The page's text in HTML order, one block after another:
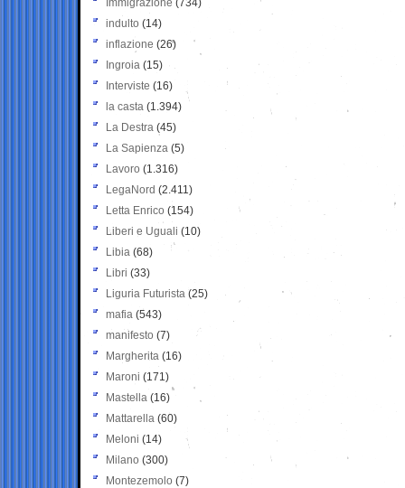
Immigrazione (734)
indulto (14)
inflazione (26)
Ingroia (15)
Interviste (16)
la casta (1.394)
La Destra (45)
La Sapienza (5)
Lavoro (1.316)
LegaNord (2.411)
Letta Enrico (154)
Liberi e Uguali (10)
Libia (68)
Libri (33)
Liguria Futurista (25)
mafia (543)
manifesto (7)
Margherita (16)
Maroni (171)
Mastella (16)
Mattarella (60)
Meloni (14)
Milano (300)
Montezemolo (7)